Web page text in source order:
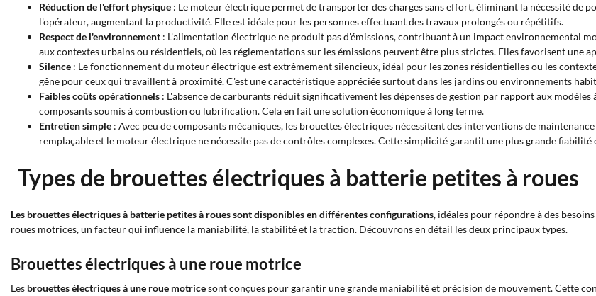
Réduction de l'effort physique : Le moteur électrique permet de transporter des charges sans effort, éliminant la nécessité de
l'opérateur, augmentant la productivité. Elle est idéale pour les personnes effectuant des travaux prolongés ou répétitifs.
Respect de l'environnement : L'alimentation électrique ne produit pas d'émissions, contribuant à un impact environnemental
aux contextes urbains ou résidentiels, où les réglementations sur les émissions peuvent être plus strictes. Elles favorisent une
Silence : Le fonctionnement du moteur électrique est extrêmement silencieux, idéal pour les zones résidentielles ou les
gêne pour ceux qui travaillent à proximité. C'est une caractéristique appréciée surtout dans les jardins ou environnements
Faibles coûts opérationnels : L'absence de carburants réduit significativement les dépenses de gestion par rapport aux
composants soumis à combustion ou lubrification. Cela en fait une solution économique à long terme.
Entretien simple : Avec peu de composants mécaniques, les brouettes électriques nécessitent des interventions de
remplaçable et le moteur électrique ne nécessite pas de contrôles complexes. Cette simplicité garantit une plus grande
Types de brouettes électriques à batterie petites à roues
Les brouettes électriques à batterie petites à roues sont disponibles en différentes configurations, idéales pour répondre à des
roues motrices, un facteur qui influence la maniabilité, la stabilité et la traction. Découvrons en détail les deux principaux types.
Brouettes électriques à une roue motrice
Les brouettes électriques à une roue motricesont conçues pour garantir une grande maniabilité et précision de mouvement. Cette